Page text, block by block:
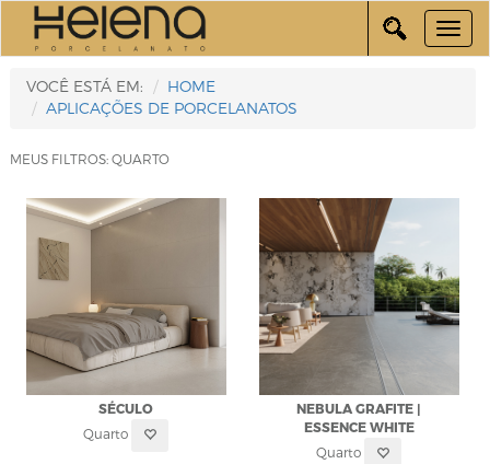
VOCÊ ESTÁ EM:
HOME
APLICAÇÕES DE PORCELANATOS
MEUS FILTROS: QUARTO
SÉCULO
Quarto
NEBULA GRAFITE |
ESSENCE WHITE
Quarto